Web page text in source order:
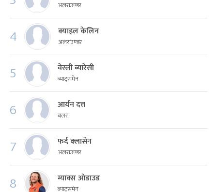
अलराउण्डर
4 क्याइल केलिन
अलराउण्डर
5 वेस्ली ब्यारेसी
ब्याट्समेन
6 आर्यन दत्त
बलर
7 फर्द क्लासेन
अलराउण्डर
8 म्याक्स ओडाउड
ब्याट्समेन